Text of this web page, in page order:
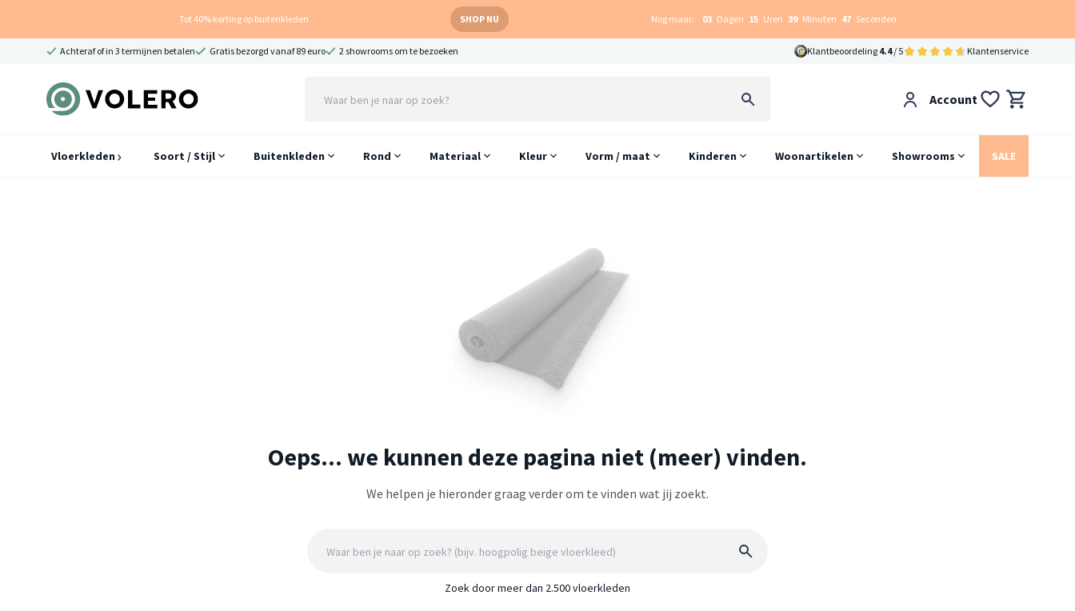
Tot 40% korting op buitenkleden SHOP NU Nog maar: 03 Dagen 15 Uren 39 Minuten 46 Seconden
Achteraf of in 3 termijnen betalen Gratis bezorgd vanaf 89 euro 2 showrooms om te bezoeken Klantbeoordeling 4.4/ 5 Klantenservice
Account
Vloerkleden Soort / Stijl Buitenkleden Rond Materiaal Kleur Vorm / maat Kinderen Woonartikelen Showrooms SALE
Oeps... we kunnen deze pagina niet (meer) vinden.
We helpen je hieronder graag verder om te vinden wat jij zoekt.
Zoek door meer dan 2.500 vloerkleden